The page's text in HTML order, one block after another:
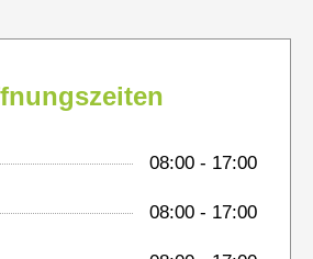
08:00 - 17:00
08:00 - 17:00